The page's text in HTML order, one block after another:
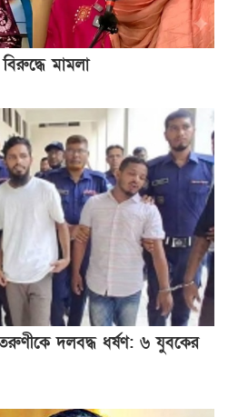
মামলা
তরুণীকে দলবদ্ধ ধর্ষণ: ৬ যুবকের